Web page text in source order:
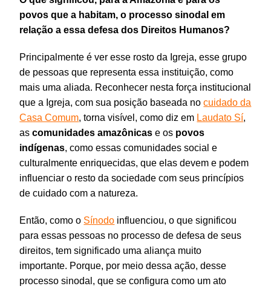
povos que a habitam, o processo sinodal em
relação a essa defesa dos Direitos Humanos?
Principalmente é ver esse rosto da Igreja, esse grupo
de pessoas que representa essa instituição, como
mais uma aliada. Reconhecer nesta força institucional
que a Igreja, com sua posição baseada nocuidado da
Casa Comum, torna visível, como diz em Laudato Sí,
ascomunidades amazônicas e os povos
indígenas, como essas comunidades social e
culturalmente enriquecidas, que elas devem e podem
influenciar o resto da sociedade com seus princípios
de cuidado com a natureza.
Então, como o Sínodo influenciou, o que significou
para essas pessoas no processo de defesa de seus
direitos, tem significado uma aliança muito
importante. Porque, por meio dessa ação, desse
processo sinodal, que se configura como um ato